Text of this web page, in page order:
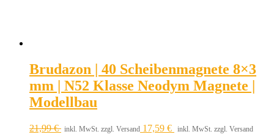
Brudazon | 40 Scheibenmagnete 8×3
mm | N52 Klasse Neodym Magnete |
Modellbau
21,99€ inkl. MwSt. zzgl. Versand 17,59 € inkl. MwSt. zzgl. Versand